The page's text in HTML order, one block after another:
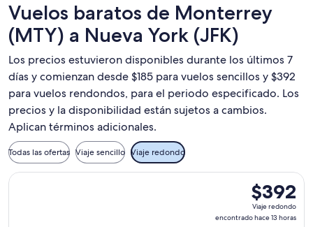
Vuelos baratos de Monterrey
(MTY) a Nueva York (JFK)
Los precios estuvieron disponibles durante los últimos 7
días y comienzan desde $185 para vuelos sencillos y $392
para vuelos rendondos, para el periodo especificado. Los
precios y la disponibilidad están sujetos a cambios.
Aplican términos adicionales.
Todas las ofertas Viaje sencillo Viaje redondo
$392
Viaje
redondo,
$392
Viaje redondo
encontrado hace 13 horas
Seleccionar vuelo de Aeromexico, con salida el vie, 28